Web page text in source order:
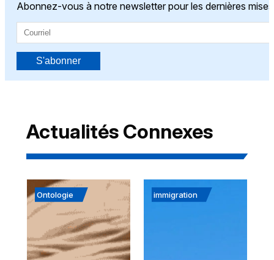
Abonnez-vous à notre newsletter pour les dernières
S'abonner
Actualités Connexes
Ontologie immigration